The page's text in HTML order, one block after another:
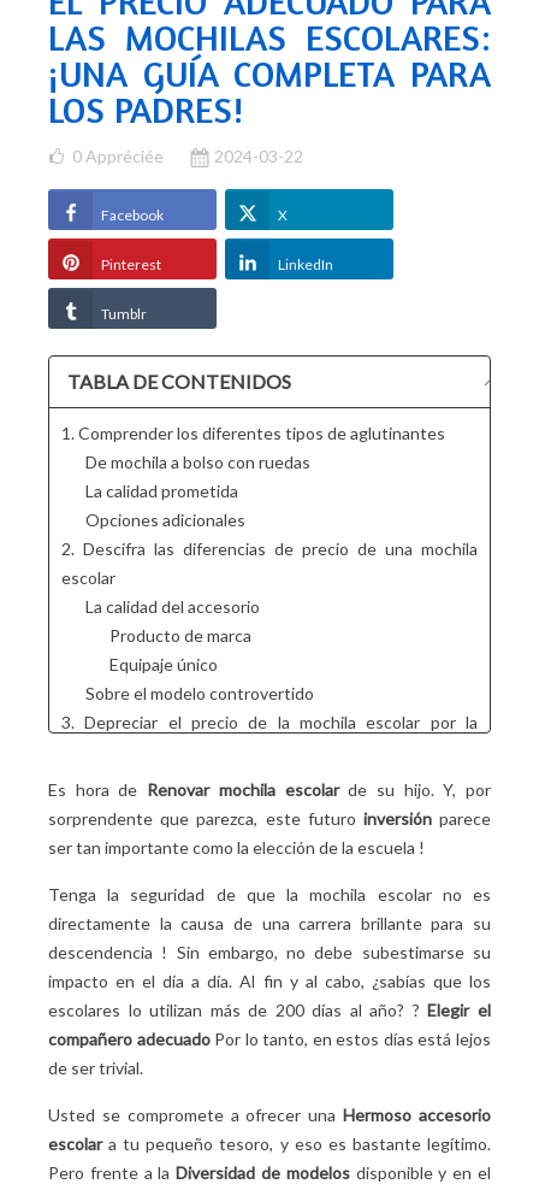
LAS MOCHILAS ESCOLARES:
¡UNA GUÍA COMPLETA PARA
LOS PADRES!
0 Appréciée 2024-03-22
Facebook X
Pinterest LinkedIn
Tumblr
TABLA DE CONTENIDOS
1. Comprender los diferentes tipos de aglutinantes
De mochila a bolso con ruedas
La calidad prometida
Opciones adicionales
2. Descifra las diferencias de precio de una mochila
escolar
La calidad del accesorio
Producto de marca
Equipaje único
Sobre el modelo controvertido
3. Depreciar el precio de la mochila escolar por la
Un año escolar y eso es todo !
Mínimo dos años !
4. Evita las trampas !
mochila escolar ?
Tiendas físicas
Supermercados
Comprar por internet
Comparación de productos: Sí, pero cómo ?
¿Es posible encontrar una mochila escolar de
primaria por menos de 10 euros? ?
Es hora de Renovar mochila escolarde su hijo. Y, por
sorprendente que parezca, este futuro inversiónparece
ser tan importante como la elección de la escuela !
Tenga la seguridad de que la mochila escolar no es
directamente la causa de una carrera brillante para su
descendencia ! Sin embargo, no debe subestimarse su
impacto en el día a día. Al fin y al cabo, ¿sabías que los
escolares lo utilizan más de 200 días al año? ?Elegir el
compañero adecuadoPor lo tanto, en estos días está lejos
de ser trivial.
Usted se compromete a ofrecer unaHermoso accesorio
escolara tu pequeño tesoro, y eso es bastante legítimo.
Pero frente a laDiversidad de modelosdisponible y en el